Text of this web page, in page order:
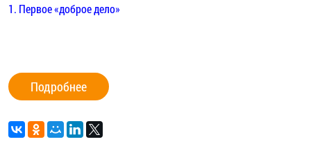
1. Первое «доброе дело»
Подробнее